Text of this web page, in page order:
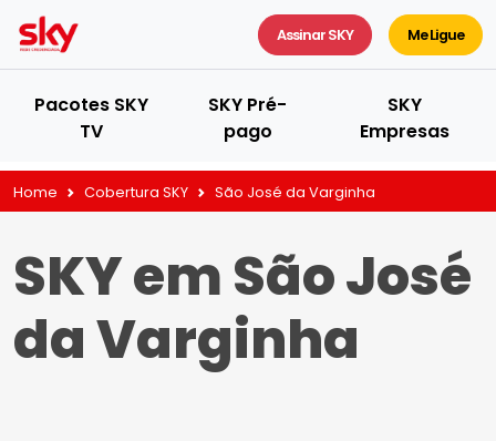
Assinar SKY Me Ligue
Pacotes SKY
TV
SKY Pré-
pago
SKY
Empresas
Home Cobertura SKY São José da Varginha
SKY em São José
da Varginha